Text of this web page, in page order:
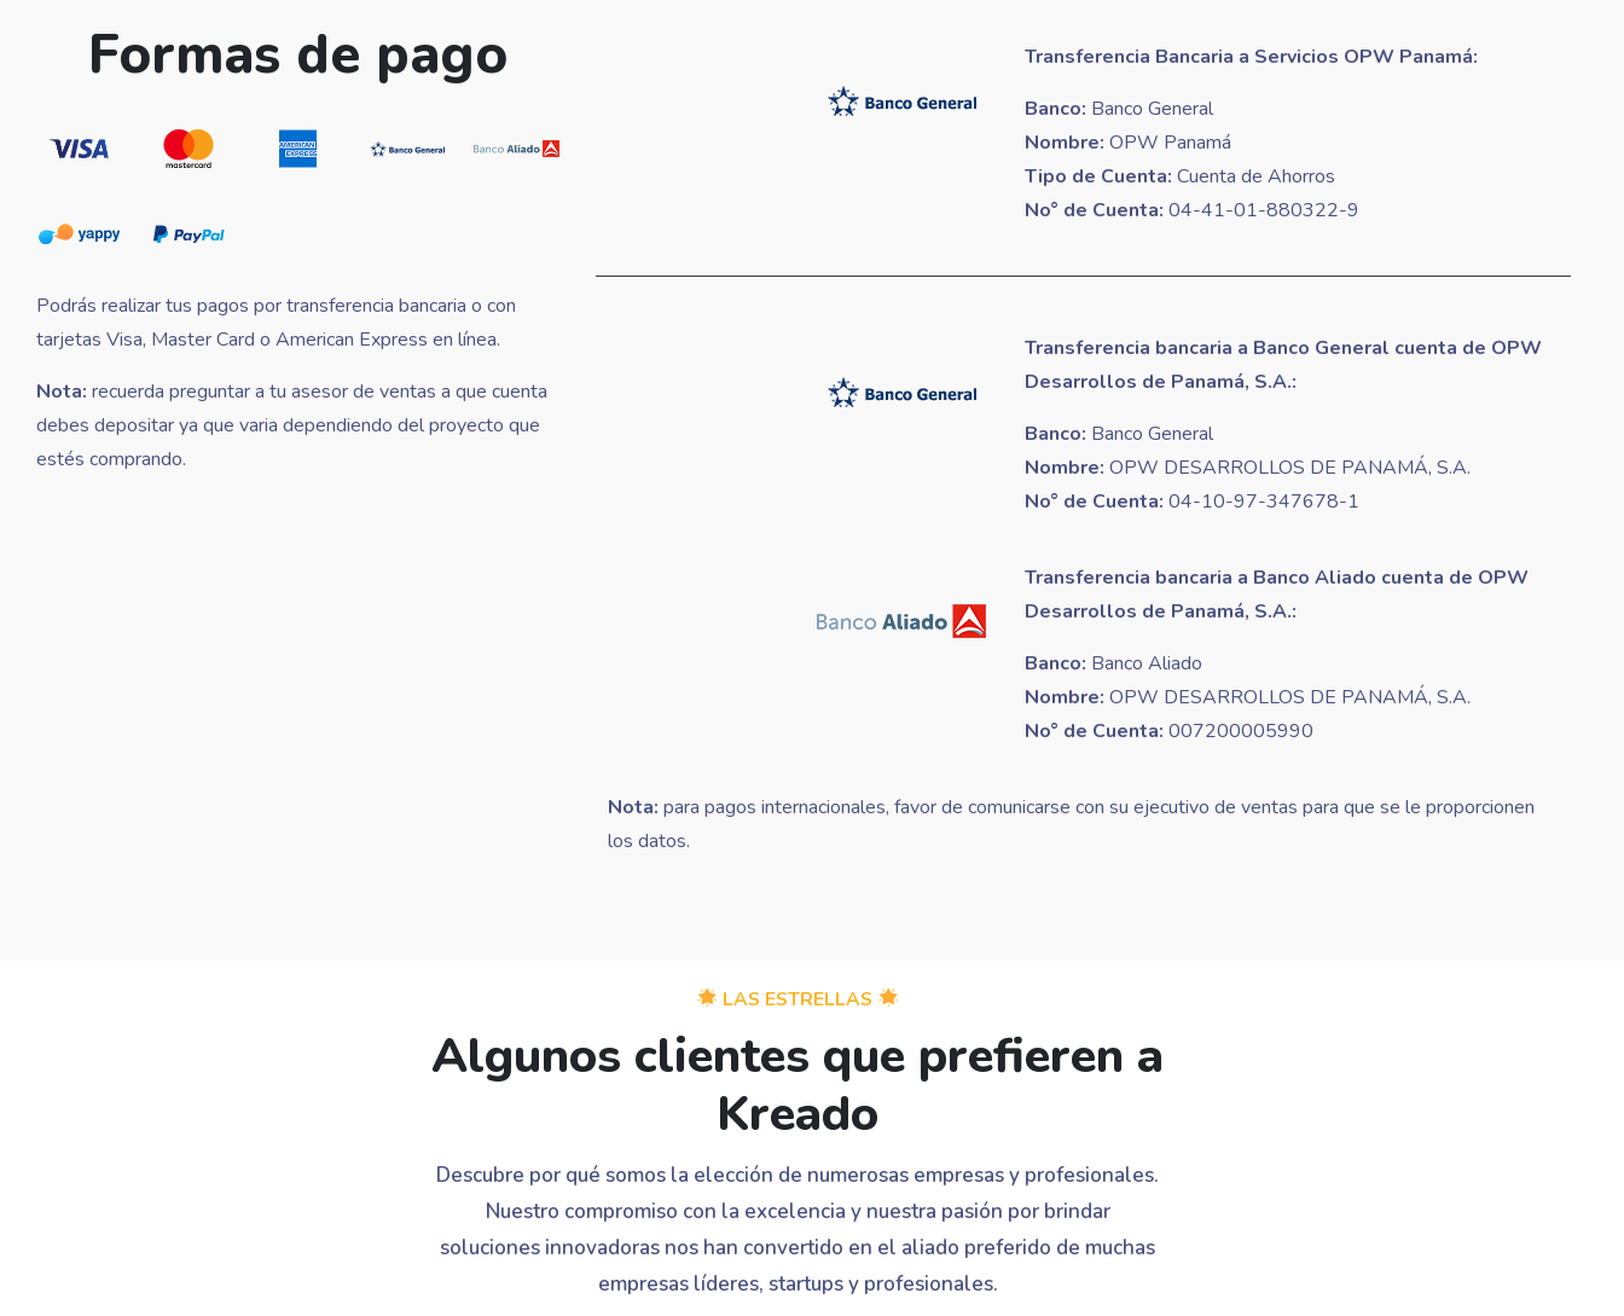
Formas de pago
Podrás realizar tus pagos por transferencia bancaria o con
tarjetas Visa, Master Card o American Express en línea.
Nota: recuerda preguntar a tu asesor de ventas a que cuenta
debes depositar ya que varia dependiendo del proyecto que
estés comprando.
Transferencia Bancaria a Servicios OPW Panamá:
Banco: Banco General
Nombre: OPW Panamá
Tipo de Cuenta: Cuenta de Ahorros
No° de Cuenta: 04-41-01-880322-9
Transferencia bancaria a Banco General cuenta de OPW
Desarrollos de Panamá, S.A.:
Banco: Banco General
Nombre: OPW DESARROLLOS DE PANAMÁ, S.A.
No° de Cuenta: 04-10-97-347678-1
Transferencia bancaria a Banco Aliado cuenta de OPW
Desarrollos de Panamá, S.A.:
Banco: Banco Aliado
Nombre: OPW DESARROLLOS DE PANAMÁ, S.A.
No° de Cuenta: 007200005990
Nota: para pagos internacionales, favor de comunicarse con su ejecutivo de ventas para que se le proporcionen
los datos.
LAS ESTRELLAS
Algunos clientes que prefieren a
Kreado
Descubre por qué somos la elección de numerosas empresas y profesionales.
Nuestro compromiso con la excelencia y nuestra pasión por brindar
soluciones innovadoras nos han convertido en el aliado preferido de muchas
empresas líderes, startups y profesionales.